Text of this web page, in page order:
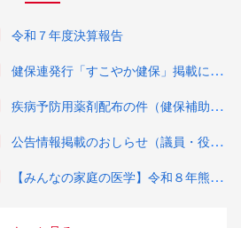
令和７年度決算報告
健保連発行「すこやか健保」掲載について
疾病予防用薬剤配布の件（健保補助付）
公告情報掲載のおしらせ（議員・役員選挙関連）
【みんなの家庭の医学】令和８年熊本地震に伴う特別相談窓口開設のご案内